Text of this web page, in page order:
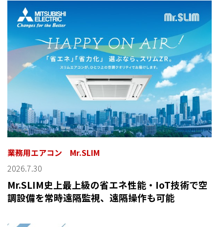
業務用エアコン Mr.SLIM
2026.7.30
Mr.SLIM史上最上級の省エネ性能・IoT技術で空
調設備を常時遠隔監視、遠隔操作も可能